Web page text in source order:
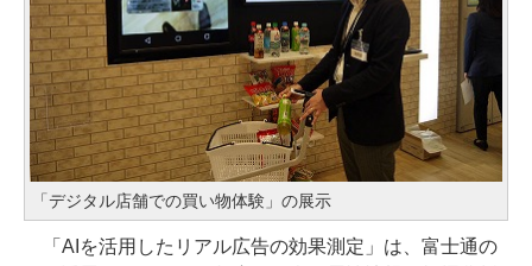
「デジタル店舗での買い物体験」の展示
「AIを活用したリアル広告の効果測定」は、富士通の